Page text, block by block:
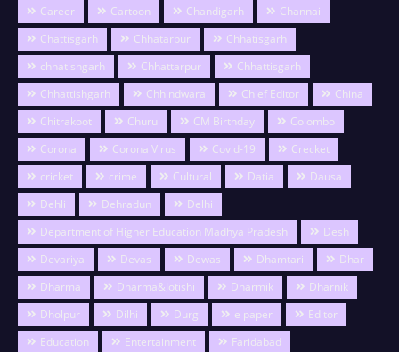
Career
Cartoon Chandigarh
Channai
Chattisgarh
Chhatarpur
Chhatisgarh
chhatishgarh
Chhattarpur
Chhattisgarh
Chhattishgarh
Chhindwara Chief Editor
China
Chitrakoot
Churu CM Birthday
Colombo
Corona
Corona Virus Covid-19
Crecket
cricket
crime Cultural Datia
Dausa
Dehli
Dehradun
Delhi
Department of Higher Education Madhya Pradesh
Desh
Devariya
Devas Dewas Dhamtari
Dhar
Dharma
Dharma&Jotishi Dharmik
Dharnik
Dholpur
Dilhi Durg e paper
Editor
Education
Entertainment
Faridabad